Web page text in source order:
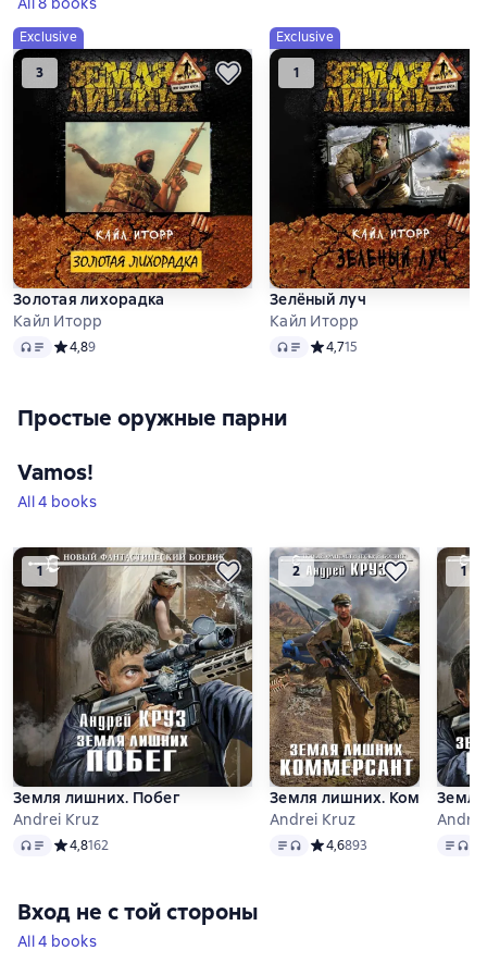
Exclusive
3
Золотая лихорадка
Кайл Иторр
Audio Средний рейтинг 4,8 на основе 9 оценок
4,89
Exclusive
1
Зелёный луч
Кайл Иторр
Audio Средний рейтинг 4,7 на
4,715
Простые оружные парни
Vamos!
All 4 books
1
Земля лишних. Побег
Andrei Kruz
Audio Средний рейтинг 4,8 на основе 162 оценок
4,8162
2
Земля лишних. Коммерсант
Andrei Kruz
Text, audio format available
Средний рейтинг 4,6 на
4,6893
1
Text,
Вход не с той стороны
All 4 books